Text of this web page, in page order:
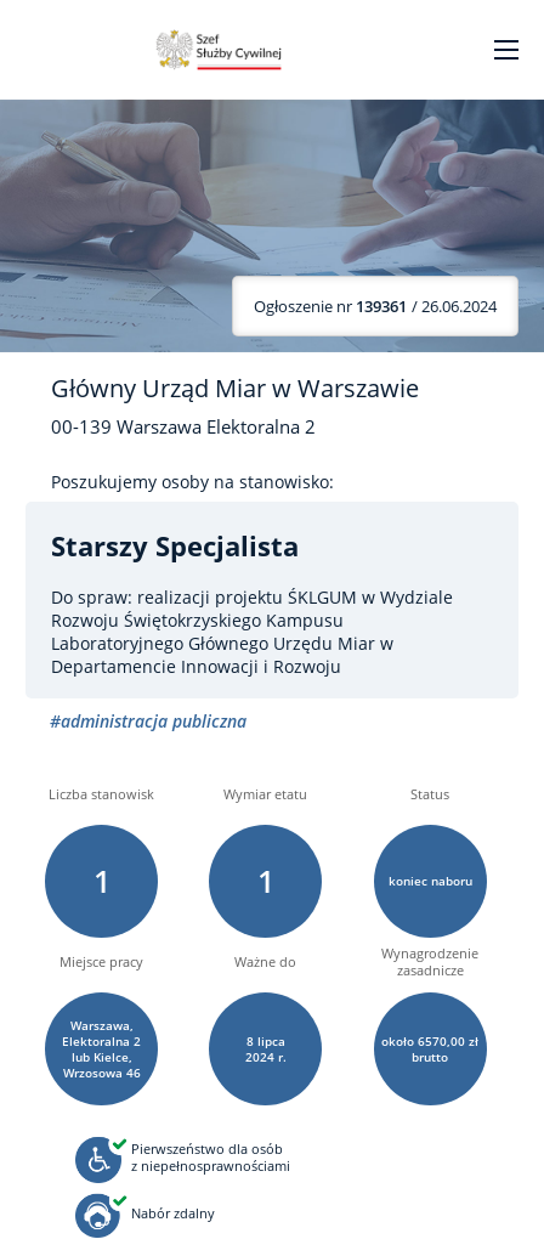
Ogłoszenie nr 139361 / 26.06.2024
Główny Urząd Miar w Warszawie
00-139 Warszawa Elektoralna 2
Poszukujemy osoby na stanowisko:
Starszy Specjalista
Do spraw: realizacji projektu ŚKLGUM w Wydziale
Rozwoju Świętokrzyskiego Kampusu
Laboratoryjnego Głównego Urzędu Miar w
Departamencie Innowacji i Rozwoju
#administracja publiczna
Liczba stanowisk
1
Wymiar etatu
1
Status
koniec naboru
Miejsce pracy
Warszawa,
Elektoralna 2
lub Kielce,
Wrzosowa 46
Ważne do
8 lipca
2024 r.
Wynagrodzenie
zasadnicze
około 6570,00 zł
brutto
Pierwszeństwo dla osób
z niepełnosprawnościami
Nabór zdalny